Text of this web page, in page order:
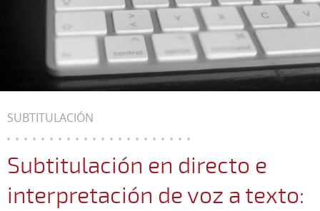
SUBTITULACIÓN
Subtitulación en directo e
interpretación de voz a texto: